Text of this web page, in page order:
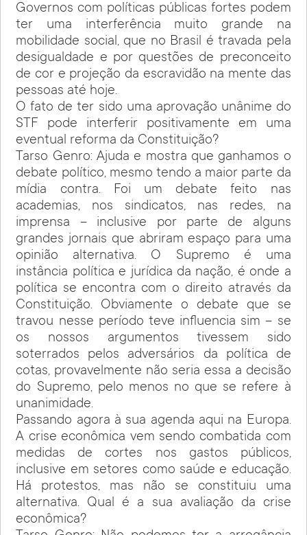
Governos com políticas públicas fortes podem
ter uma interferência muito grande na
mobilidade social, que no Brasil é travada pela
desigualdade e por questões de preconceito
de cor e projeção da escravidão na mente das
pessoas até hoje.
O fato de ter sido uma aprovação unânime do
STF pode interferir positivamente em uma
eventual reforma da Constituição?
Tarso Genro: Ajuda e mostra que ganhamos o
debate político, mesmo tendo a maior parte da
mídia contra. Foi um debate feito nas
academias, nos sindicatos, nas redes, na
imprensa – inclusive por parte de alguns
grandes jornais que abriram espaço para uma
opinião alternativa. O Supremo é uma
instância política e jurídica da nação, é onde a
política se encontra com o direito através da
Constituição. Obviamente o debate que se
travou nesse período teve influencia sim – se
os nossos argumentos tivessem sido
soterrados pelos adversários da política de
cotas, provavelmente não seria essa a decisão
do Supremo, pelo menos no que se refere à
unanimidade.
Passando agora à sua agenda aqui na Europa.
A crise econômica vem sendo combatida com
medidas de cortes nos gastos públicos,
inclusive em setores como saúde e educação.
Há protestos, mas não se constituiu uma
alternativa. Qual é a sua avaliação da crise
econômica?